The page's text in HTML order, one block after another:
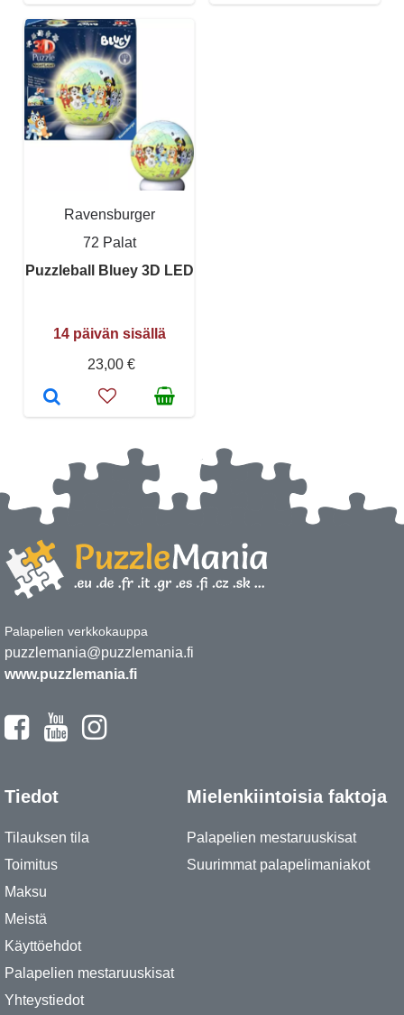
Ravensburger
72 Palat
Puzzleball Bluey 3D LED
14 päivän sisällä
23,00 €
Palapelien verkkokauppa
puzzlemania@puzzlemania.fi
www.puzzlemania.fi
Tiedot
Tilauksen tila
Toimitus
Maksu
Meistä
Käyttöehdot
Palapelien mestaruuskisat
Yhteystiedot
Mielenkiintoisia faktoja
Palapelien mestaruuskisat
Suurimmat palapelimaniakot